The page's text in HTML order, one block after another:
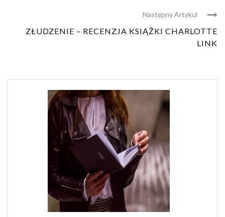
Następny Artykul
ZŁUDZENIE – RECENZJA KSIĄŻKI CHARLOTTE
LINK